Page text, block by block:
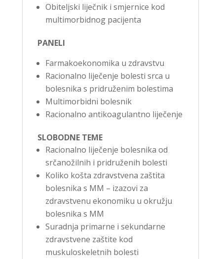
Obiteljski liječnik i smjernice kod
multimorbidnog pacijenta
PANELI
Farmakoekonomika u zdravstvu
Racionalno liječenje bolesti srca u
bolesnika s pridruženim bolestima
Multimorbidni bolesnik
Racionalno antikoagulantno liječenje
SLOBODNE TEME
Racionalno liječenje bolesnika od
srčanožilnih i pridruženih bolesti
Koliko košta zdravstvena zaštita
bolesnika s MM – izazovi za
zdravstvenu ekonomiku u okružju
bolesnika s MM
Suradnja primarne i sekundarne
zdravstvene zaštite kod
muskuloskeletnih bolesti